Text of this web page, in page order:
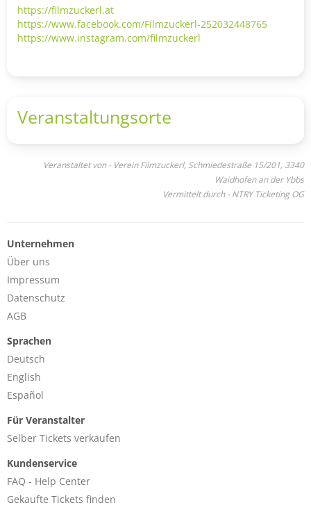
https://filmzuckerl.at
https://www.facebook.com/Filmzuckerl-252032448765
https://www.instagram.com/filmzuckerl
Veranstaltungsorte
Veranstaltet von - Verein Filmzuckerl, Schmiedestraße 15/201, 3340
Waidhofen an der Ybbs
Vermittelt durch - NTRY Ticketing OG
Unternehmen
Über uns
Impressum
Datenschutz
AGB
Sprachen
Deutsch
English
Español
Für Veranstalter
Selber Tickets verkaufen
Kundenservice
FAQ - Help Center
Gekaufte Tickets finden